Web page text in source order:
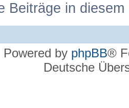
Beiträge in
Powered by phpBB®
Deutsche